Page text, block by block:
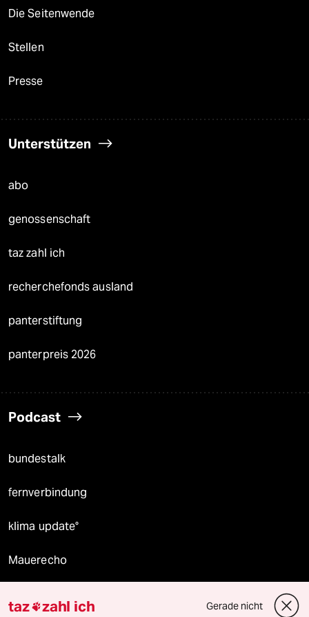
Die Seitenwende
Stellen
Presse
Unterstützen
abo
genossenschaft
taz zahl ich
recherchefonds ausland
panterstiftung
panterpreis 2026
Podcast
bundestalk
fernverbindung
klima update°
Mauerecho
taz zahl ich Gerade nicht